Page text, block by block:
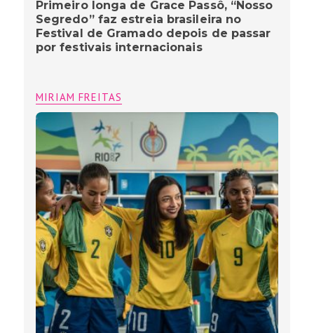
Primeiro longa de Grace Passô, “Nosso
Segredo” faz estreia brasileira no
Festival de Gramado depois de passar
por festivais internacionais
MIRIAM FREITAS